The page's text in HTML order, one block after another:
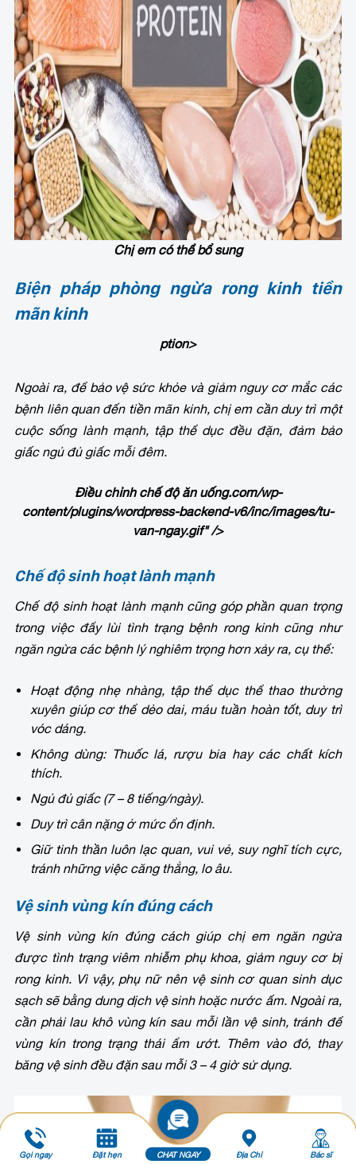
Chị em có thể bổ sung
Biện pháp phòng ngừa rong kinh tiền
mãn kinh
ption>
Ngoài ra, để bảo vệ sức khỏe và giảm nguy cơ mắc các
bệnh liên quan đến tiền mãn kinh, chị em cần duy trì một
cuộc sống lành mạnh, tập thể dục đều đặn, đảm bảo
giấc ngủ đủ giấc mỗi đêm.
Điều chỉnh chế độ ăn uống.com/wp-
content/plugins/wordpress-backend-v6/inc/images/tu-
van-ngay.gif" />
Chế độ sinh hoạt lành mạnh
Chế độ sinh hoạt lành mạnh cũng góp phần quan trọng
trong việc đẩy lùi tình trạng bệnh rong kinh cũng như
ngăn ngừa các bệnh lý nghiêm trọng hơn xảy ra, cụ thể:
Hoạt động nhẹ nhàng, tập thể dục thể thao thường
xuyên giúp cơ thể dẻo dai, máu tuần hoàn tốt, duy trì
vóc dáng.
Không dùng: Thuốc lá, rượu bia hay các chất kích
thích.
Ngủ đủ giấc (7 – 8 tiếng/ngày).
Duy trì cân nặng ở mức ổn định.
Giữ tinh thần luôn lạc quan, vui vẻ, suy nghĩ tích cực,
tránh những việc căng thẳng, lo âu.
Vệ sinh vùng kín đúng cách
Vệ sinh vùng kín đúng cách giúp chị em ngăn ngừa
được tình trạng viêm nhiễm phụ khoa, giảm nguy cơ bị
rong kinh. Vì vậy, phụ nữ nên vệ sinh cơ quan sinh dục
sạch sẽ bằng dung dịch vệ sinh hoặc nước ấm. Ngoài ra,
cần phải lau khô vùng kín sau mỗi lần vệ sinh, tránh để
vùng kín trong trạng thái ẩm ướt. Thêm vào đó, thay
băng vệ sinh đều đặn sau mỗi 3 – 4 giờ sử dụng.
Gọi ngay Đặt hẹn CHAT NGAY Địa Chỉ Bác sĩ